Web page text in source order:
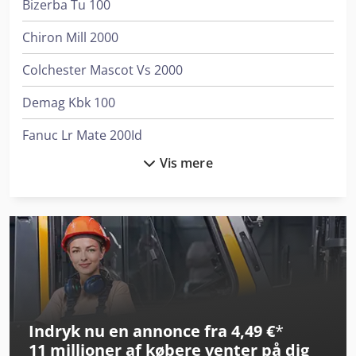
Bizerba Tu 100
Chiron Mill 2000
Colchester Mascot Vs 2000
Demag Kbk 100
Fanuc Lr Mate 200Id
Felder K 700
Felder Rl 200
Heller H 2000
Lagun L 1400
Vis mere
Indryk nu en annonce fra 4,49 €*
11 millioner af købere venter på dig